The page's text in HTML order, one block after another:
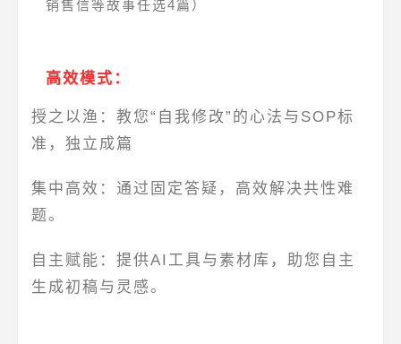
销售信等故事任选4篇）
高效模式：
授之以渔 ：教您“自我修改”的心法与SOP标
准 ，独立成篇
集中高效 ：通过 固定答疑，高效解决共性难
题。
自主赋能 ：提供AI工具与素材库 ，助您自主
生成初稿与灵感。